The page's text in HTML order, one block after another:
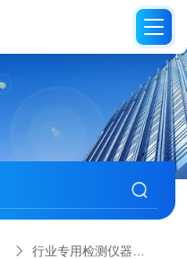
行业专用检测仪器